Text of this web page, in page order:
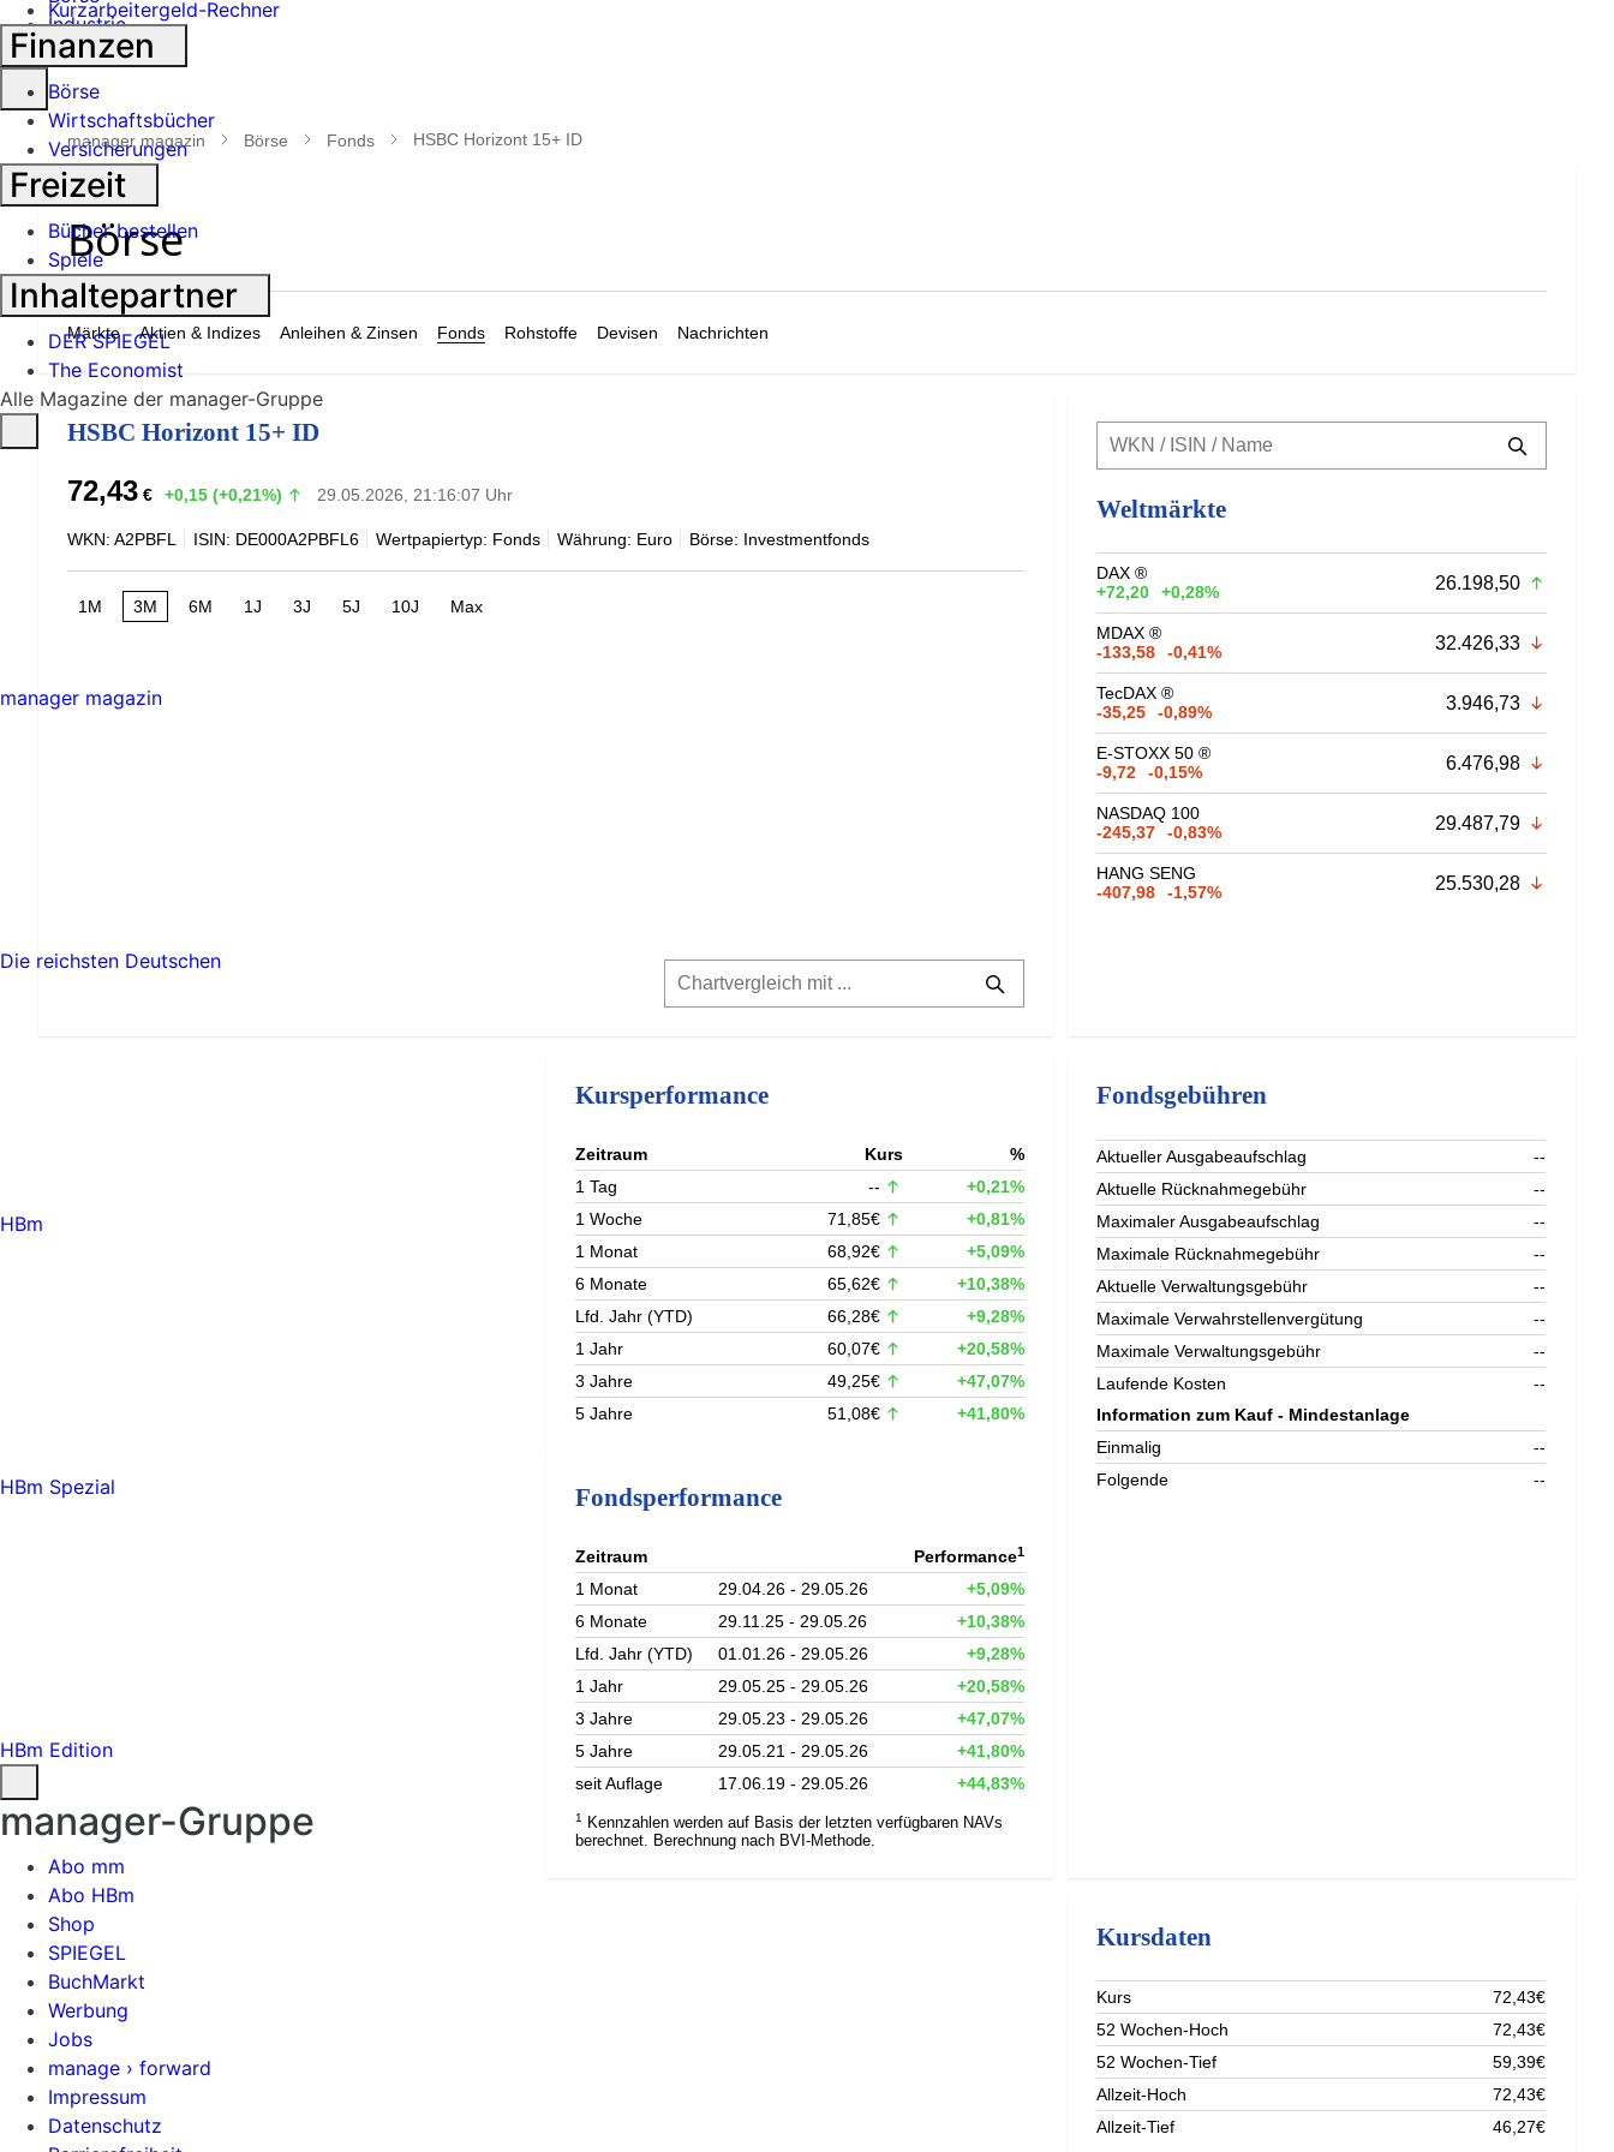
Industrie
Suche
öffnen
manager magazin Börse Fonds HSBC Horizont 15+ ID
Märkte Aktien & Indizes Anleihen & Zinsen Fonds Rohstoffe Devisen Nachrichten
HSBC Horizont 15+ ID
72,43 € +0,15 (+0,21%) 29.05.2026, 21:16:07 Uhr
WKN: A2PBFL ISIN: DE000A2PBFL6 Wertpapiertyp: Fonds Währung: Euro Börse: Investmentfonds
1M 3M 6M 1J 3J 5J 10J Max
Weltmärkte
DAX ®
+72,20
+0,28% 26.198,50
MDAX ®
-133,58
-0,41% 32.426,33
TecDAX ®
-35,25
-0,89% 3.946,73
E-STOXX 50 ®
-9,72
-0,15% 6.476,98
NASDAQ 100
-245,37
-0,83% 29.487,79
HANG SENG
-407,98
-1,57% 25.530,28
Kursperformance
Zeitraum Kurs
%
1 Tag
--
+0,21%
1 Woche
71,85€
+0,81%
1 Monat
68,92€
+5,09%
6 Monate
65,62€
+10,38%
Lfd. Jahr (YTD)
66,28€
+9,28%
1 Jahr
60,07€
+20,58%
3 Jahre
49,25€
+47,07%
5 Jahre
51,08€ +41,80%
Fondsperformance
Zeitraum Performance1
1 Monat 29.04.26 - 29.05.26
+5,09%
6 Monate
29.11.25 - 29.05.26
+10,38%
Lfd. Jahr (YTD)
01.01.26 - 29.05.26
+9,28%
1 Jahr
29.05.25 - 29.05.26
+20,58%
3 Jahre
29.05.23 - 29.05.26
+47,07%
5 Jahre
29.05.21 - 29.05.26
+41,80%
seit Auflage
17.06.19 - 29.05.26 +44,83%
1
Kennzahlen werden auf Basis der letzten verfügbaren NAVs
berechnet. Berechnung nach BVI-Methode.
Fondsgebühren
Aktueller Ausgabeaufschlag
--
Aktuelle Rücknahmegebühr
--
Maximaler Ausgabeaufschlag
--
Maximale Rücknahmegebühr
--
Aktuelle Verwaltungsgebühr
--
Maximale Verwahrstellenvergütung
--
Maximale Verwaltungsgebühr
--
Laufende Kosten
--
Information zum Kauf - Mindestanlage
Einmalig
--
Folgende
--
Kursdaten
Kurs
72,43€
52 Wochen-Hoch
72,43€
52 Wochen-Tief
59,39€
Allzeit-Hoch
72,43€
Allzeit-Tief
46,27€
Kurzarbeitergeld-Rechner
Finanzen
Börse
Wirtschaftsbücher
Versicherungen
Freizeit
Bücher bestellen
Spiele
Inhaltepartner
DER SPIEGEL
The Economist
Alle Magazine der manager-Gruppe
manager magazin
Die reichsten Deutschen
HBm
HBm Spezial
HBm Edition
manager-Gruppe
Abo mm
Abo HBm
Shop
SPIEGEL
BuchMarkt
Werbung
Jobs
manage › forward
Impressum
Datenschutz